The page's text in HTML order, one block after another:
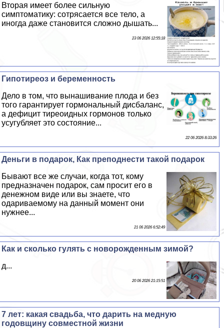
Вторая имеет более сильную
симптоматику: сотрясается все тело, а
иногда даже становится сложно дышать...
23 06 2026 12:55:18
Гипотиреоз и беременность
Дело в том, что вынашивание плода и без
того гарантирует гормональный дисбаланс,
а дефицит тиреоидных гормонов только
усугубляет это состояние...
22 06 2026 8:33:26
Деньги в подарок, Как преподнести такой подарок
Бывают все же случаи, когда тот, кому
предназначен подарок, сам просит его в
денежном виде или вы знаете, что
одариваемому на данный момент они
нужнее...
21 06 2026 6:52:49
Как и сколько гулять с новорожденным зимой?
д...
20 06 2026 21:15:51
7 лет: какая свадьба, что дарить на медную
годовщину совместной жизни